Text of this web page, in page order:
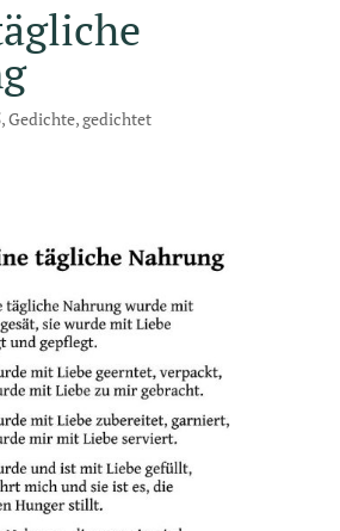
,Gedichte,gedichtet